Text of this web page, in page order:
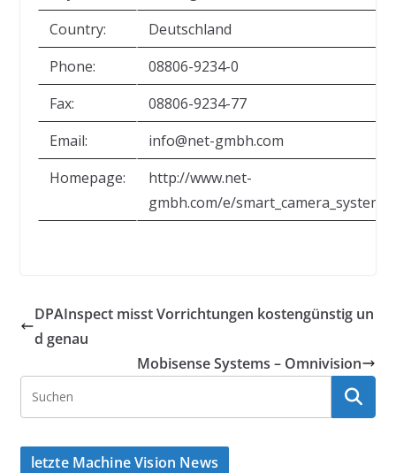
Country:
Deutschland
Phone:
08806-9234-0
Fax:
08806-9234-77
Email:
info@net-gmbh.com
Homepage:
http://www.net-
gmbh.com/e/
DPAInspect misst Vorrichtungen kostengünstig un
d genau
Mobisense Systems – Omnivision
letzte Machine Vision News